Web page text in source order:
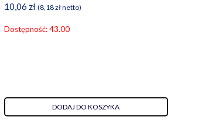
10,06 zł (8,18złnetto)
Dostępność: 43.00
DODAJ DO KOSZYKA